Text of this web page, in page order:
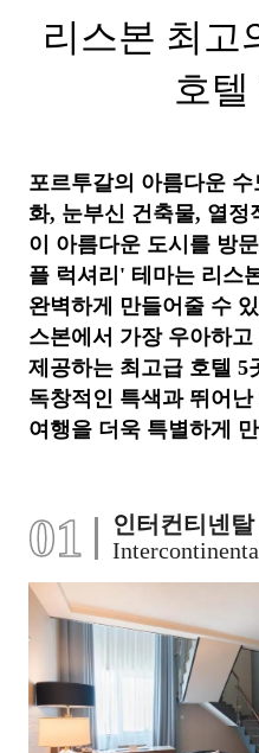
리스본 최고
호텔
포르투갈의 아름다운
화, 눈부신 건축물, 열정
이 아름다운 도시를 방
플 럭셔리' 테마는 리스
완벽하게 만들어줄 수
스본에서 가장 우아하
제공하는 최고급 호텔 5
독창적인 특색과 뛰어
여행을 더욱 특별하게
01
인터컨티넨